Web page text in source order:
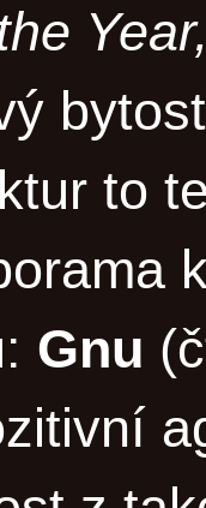
to
Gnu